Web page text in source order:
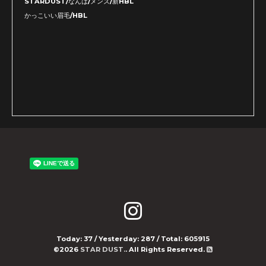
かっこいい眉毛/HBL
Today: 37 / Yesterday: 287 / Total: 605915
©2026 STAR DUST.. All Rights Reserved.